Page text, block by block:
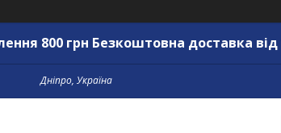
800 грн Безкоштовна доставка від
Дніпро, Україна